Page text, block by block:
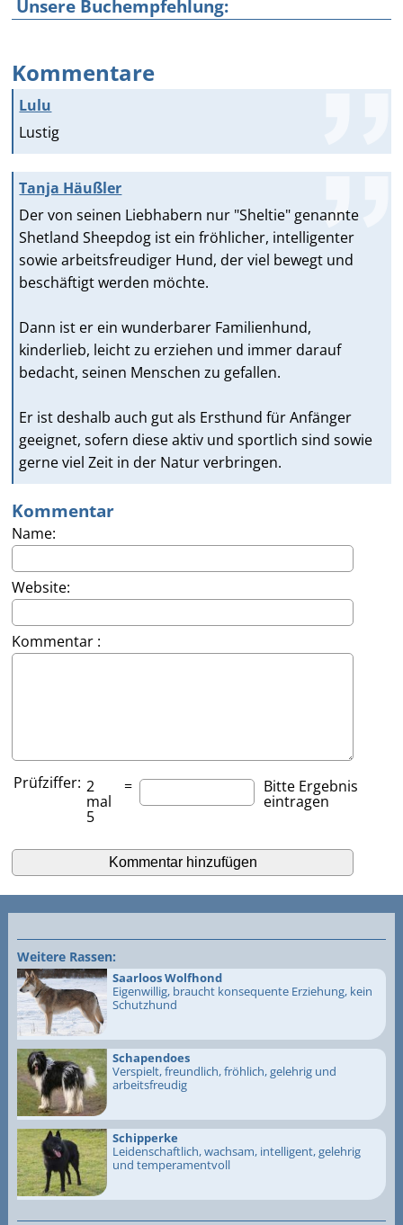
Unsere Buchempfehlung:
Kommentare
Lulu
Lustig
Tanja Häußler
Der von seinen Liebhabern nur "Sheltie" genannte
Shetland Sheepdog ist ein fröhlicher, intelligenter
sowie arbeitsfreudiger Hund, der viel bewegt und
beschäftigt werden möchte.
Dann ist er ein wunderbarer Familienhund,
kinderlieb, leicht zu erziehen und immer darauf
bedacht, seinen Menschen zu gefallen.
Er ist deshalb auch gut als Ersthund für Anfänger
geeignet, sofern diese aktiv und sportlich sind sowie
gerne viel Zeit in der Natur verbringen.
Kommentar
Name:
Website:
Kommentar :
Prüfziffer: 2
mal
5
= Bitte Ergebnis
eintragen
Weitere Rassen:
Saarloos Wolfhond
Eigenwillig, braucht konsequente Erziehung, kein
Schutzhund
Schapendoes
Verspielt, freundlich, fröhlich, gelehrig und
arbeitsfreudig
Schipperke
Leidenschaftlich, wachsam, intelligent, gelehrig
und temperamentvoll